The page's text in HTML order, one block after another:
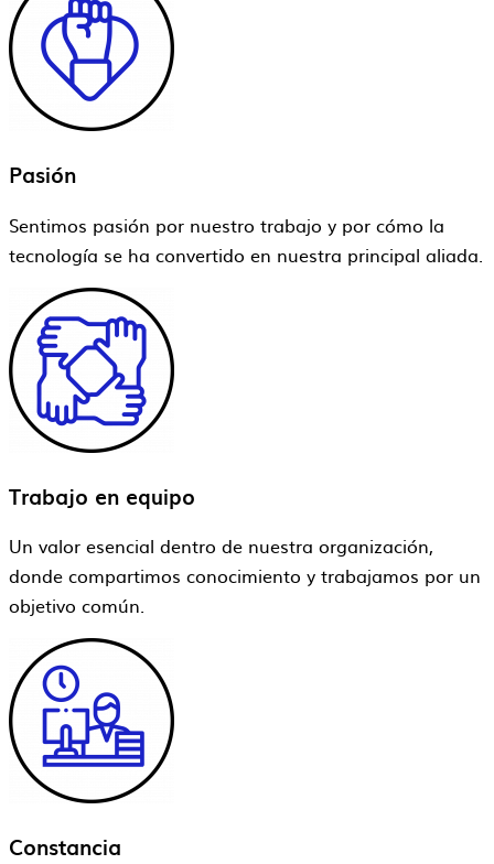
Pasión
Sentimos pasión por nuestro trabajo y por cómo la
tecnología se ha convertido en nuestra principal aliada.
Trabajo en equipo
Un valor esencial dentro de nuestra organización,
donde compartimos conocimiento y trabajamos por un
objetivo común.
Constancia